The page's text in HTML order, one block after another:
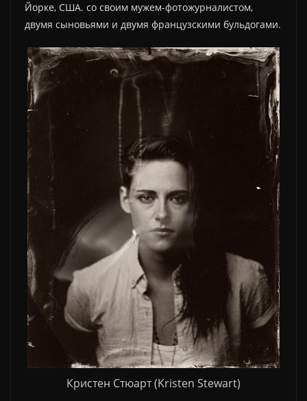
Йорке, США. со своим мужем-фотожурналистом,
двумя сыновьями и двумя французскими бульдогами.
Кристен Стюарт (Kristen Stewart)